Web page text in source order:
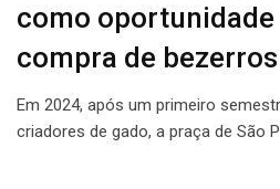
como
compra de bezerros
Em 2024, após um primeiro
criadores de gado, a praça de São